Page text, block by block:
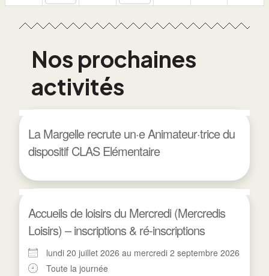
Nos prochaines
activités
La Margelle recrute un·e Animateur·trice du
dispositif CLAS Elémentaire
Accueils de loisirs du Mercredi (Mercredis
Loisirs) – inscriptions & ré-inscriptions
lundi 20 juillet 2026 au mercredi 2 septembre 2026
Toute la journée